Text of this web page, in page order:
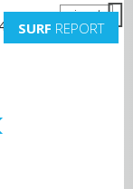
SURF REPORT
suivante